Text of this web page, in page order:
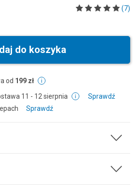
(7)
do koszyka
od 199 zł
11 - 12 sierpnia
Sprawdź
Sprawdź